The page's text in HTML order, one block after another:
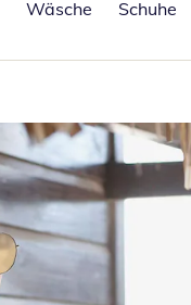
Wäsche Schuhe